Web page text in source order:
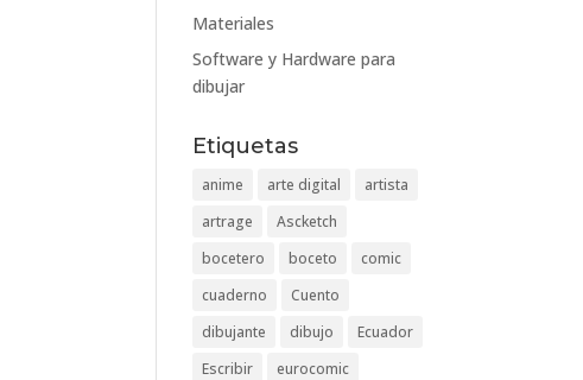
Materiales
Software y Hardware para
dibujar
Etiquetas
anime arte digital
artista
artrage
Ascketch
bocetero
boceto
comic
cuaderno
Cuento
dibujante
dibujo
Ecuador
Escribir
eurocomic